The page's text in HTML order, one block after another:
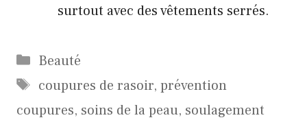
surtout avec des vêtements serrés.
Catégories
Beauté
Étiquettes
coupures de rasoir, prévention
coupures, soins de la peau, soulagement